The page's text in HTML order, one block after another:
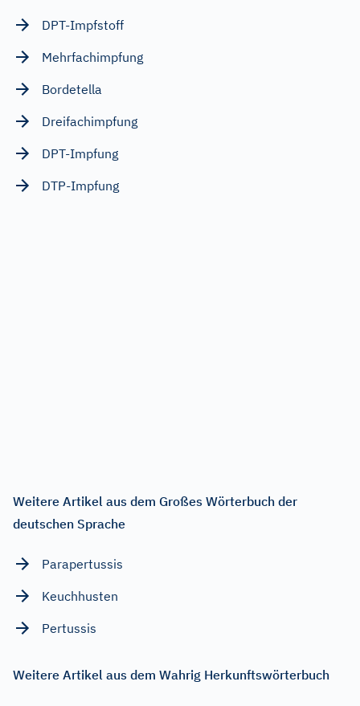
DPT-Impfstoff
Mehrfachimpfung
Bordetella
Dreifachimpfung
DPT-Impfung
DTP-Impfung
Weitere Artikel aus dem Großes Wörterbuch der
deutschen Sprache
Parapertussis
Keuchhusten
Pertussis
Weitere Artikel aus dem Wahrig Herkunftswörterbuch